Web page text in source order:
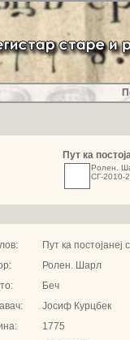
Пут ка
Ролен.
СГ-2010-
Пут ка
Ролен. Шарл
Беч
Јосиф Курцбек
1775